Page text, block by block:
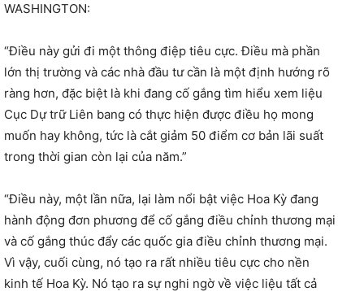
WASHINGTON:
“Điều này gửi đi một thông điệp tiêu cực. Điều mà phần
lớn thị trường và các nhà đầu tư cần là một định hướng rõ
ràng hơn, đặc biệt là khi đang cố gắng tìm hiểu xem liệu
Cục Dự trữ Liên bang có thực hiện được điều họ mong
muốn hay không, tức là cắt giảm 50 điểm cơ bản lãi suất
trong thời gian còn lại của năm.”
“Điều này, một lần nữa, lại làm nổi bật việc Hoa Kỳ đang
hành động đơn phương để cố gắng điều chỉnh thương mại
và cố gắng thúc đẩy các quốc gia điều chỉnh thương mại.
Vì vậy, cuối cùng, nó tạo ra rất nhiều tiêu cực cho nền
kinh tế Hoa Kỳ. Nó tạo ra sự nghi ngờ về việc liệu tất cả